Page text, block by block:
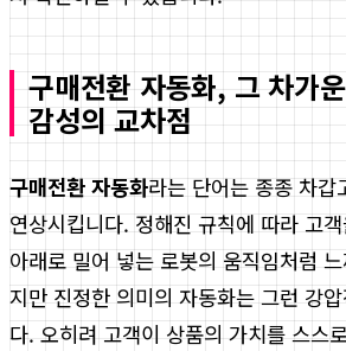
구매전환 자동화, 그 차가
감성의 교차점
구매전환 자동화라는 단어는 종종 차
연상시킵니다. 정해진 규칙에 따라 고
아래로 밀어 넣는 로봇의 움직임처럼
지만 진정한 의미의 자동화는 그런 강
다. 오히려 고객이 상품의 가치를 스스